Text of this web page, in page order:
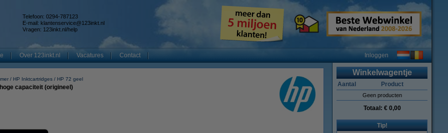
Telefoon: 0294-787123
E-mail: klantenservice@123inkt.nl
Vragen: 123inkt.nl/help
Over 123inkt.nl Vacatures Contact Inloggen
HP Inktcartridges HP 72 geel
capaciteit (origineel)
Winkelwagentje
Aantal Product
Geen producten
Totaal: € 0,00
Tip!